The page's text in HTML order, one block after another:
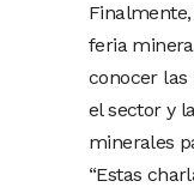
feria
conocer las
el sector y
minerales
“Estas